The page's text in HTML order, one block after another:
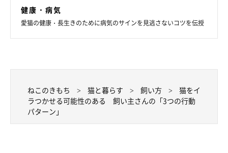
ブラッシングや爪切り、歯磨きなどのお手入れも、
体を拘束する
時間が長くなり耐えられなくなるまでしてしまうと、イライラし
てくるでしょう。
健康・病気
愛猫の健康・長生きのために病気のサインを見逃さないコツを伝授
ねこのきもち 猫と暮らす 飼い方
猫をイ
ラつかせる可能性のある 飼い主さんの「3つの行動
パターン」